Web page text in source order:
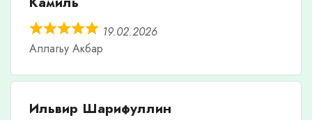
19.02.2026
Аллагьу Акбар
Ильвир Шарифуллин